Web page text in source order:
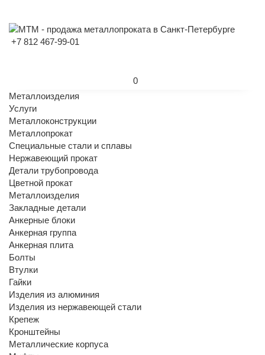
+7 812 467-99-01
0
Металлоизделия
Услуги
Металлоконструкции
Металлопрокат
Специальные стали и сплавы
Нержавеющий прокат
Детали трубопровода
Цветной прокат
Металлоизделия
Закладные детали
Анкерные блоки
Анкерная группа
Анкерная плита
Болты
Втулки
Гайки
Изделия из алюминия
Изделия из нержавеющей стали
Крепеж
Кронштейны
Металлические корпуса